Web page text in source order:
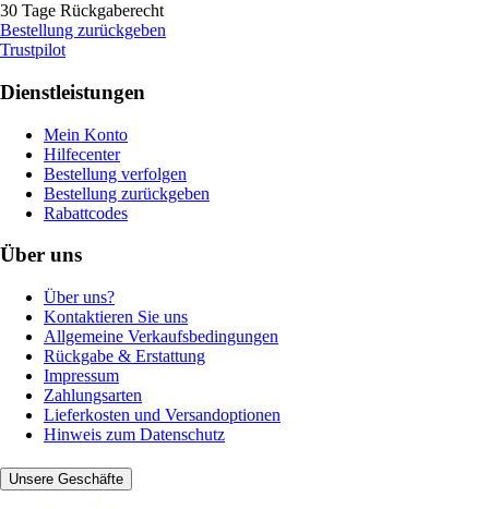
30 Tage Rückgaberecht
Bestellung zurückgeben
Trustpilot
Dienstleistungen
Mein Konto
Hilfecenter
Bestellung verfolgen
Bestellung zurückgeben
Rabattcodes
Über uns
Über uns?
Kontaktieren Sie uns
Allgemeine Verkaufsbedingungen
Rückgabe & Erstattung
Impressum
Zahlungsarten
Lieferkosten und Versandoptionen
Hinweis zum Datenschutz
Unsere Geschäfte